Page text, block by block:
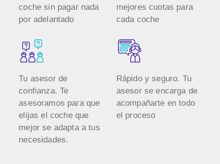
coche sin pagar nada
por adelantado
mejores cuotas para
cada coche
Tu asesor de
confianza. Te
asesoramos para que
elijas el coche que
mejor se adapta a tus
necesidades.
Rápido y seguro. Tu
asesor se encarga de
acompañarte en todo
el proceso